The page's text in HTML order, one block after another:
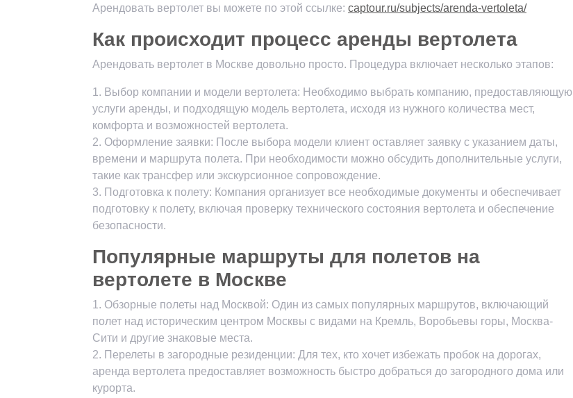
Арендовать вертолет вы можете по этой ссылке: captour.ru/subjects/arenda-vertoleta/
Как происходит процесс аренды вертолета
Арендовать вертолет в Москве довольно просто. Процедура включает несколько этапов:
1. Выбор компании и модели вертолета: Необходимо выбрать компанию, предоставляющую
услуги аренды, и подходящую модель вертолета, исходя из нужного количества мест,
комфорта и возможностей вертолета.
2. Оформление заявки: После выбора модели клиент оставляет заявку с указанием даты,
времени и маршрута полета. При необходимости можно обсудить дополнительные услуги,
такие как трансфер или экскурсионное сопровождение.
3. Подготовка к полету: Компания организует все необходимые документы и обеспечивает
подготовку к полету, включая проверку технического состояния вертолета и обеспечение
безопасности.
Популярные маршруты для полетов на
вертолете в Москве
1. Обзорные полеты над Москвой: Один из самых популярных маршрутов, включающий
полет над историческим центром Москвы с видами на Кремль, Воробьевы горы, Москва-
Сити и другие знаковые места.
2. Перелеты в загородные резиденции: Для тех, кто хочет избежать пробок на дорогах,
аренда вертолета предоставляет возможность быстро добраться до загородного дома или
курорта.